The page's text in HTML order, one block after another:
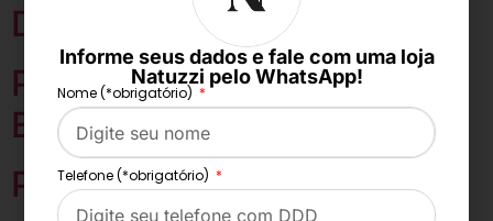
Decor
Porto Alegre – Natuzzi
Editions Store
Pelotas – Franz Interiores
Informe seus dados e fale com uma loja
Natuzzi pelo WhatsApp!
Nome (*obrigatório)
Telefone (*obrigatório)